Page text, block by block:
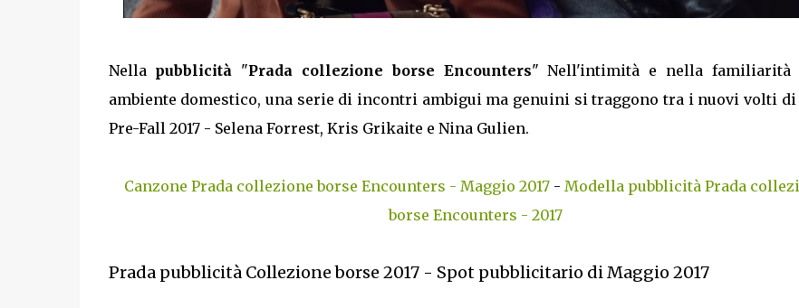
Nella pubblicità "Prada collezione borse Encounters" Nell'intimità e nella familiarità
ambiente domestico, una serie di incontri ambigui ma genuini si traggono tra i nuovi volti di
Pre-Fall 2017 - Selena Forrest, Kris Grikaite e Nina Gulien.
Canzone Prada collezione borse Encounters - Maggio 2017- Modella pubblicità Prada
borse Encounters - 2017
Prada pubblicità Collezione borse 2017 - Spot pubblicitario di Maggio 2017